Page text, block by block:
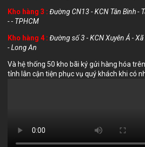
Kho hàng 3 : Đường CN13 - KCN Tân Bình -
- - TPHCM
Kho hàng 4 : Đường số 3 - KCN Xuyên Á -
- Long An
Và hệ thống 50 kho bãi ký gửi hàng hóa
tỉnh lân cận tiện phục vụ quý khách khi có